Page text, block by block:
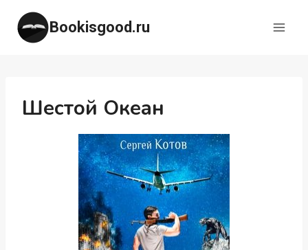
Перейти
содержимому
Bookisgood.ru
Шестой Океан